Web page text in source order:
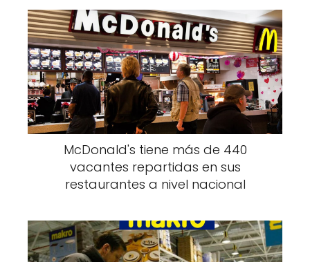
McDonald's tiene más de 440
vacantes repartidas en sus
restaurantes a nivel nacional